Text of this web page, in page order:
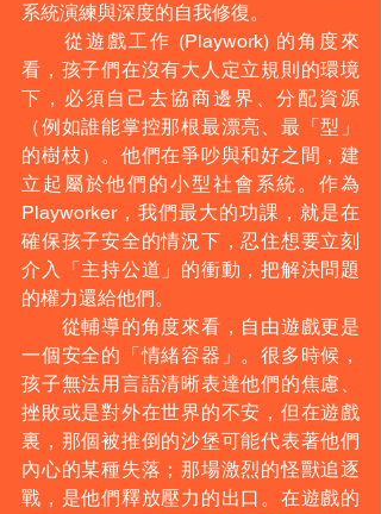
系統演練與深度的自我修復。
從遊戲工作 (Playwork) 的角度來
看，孩子們在沒有大人定立規則的環境
下，必須自己去協商邊界、分配資源
（例如誰能掌控那根最漂亮、最「型」
的樹枝）。他們在爭吵與和好之間，建
立起屬於他們的小型社會系統。作為
Playworker，我們最大的功課，就是在
確保孩子安全的情況下，忍住想要立刻
介入「主持公道」的衝動，把解決問題
的權力還給他們。
從輔導的角度來看，自由遊戲更是
一個安全的「情緒容器」。很多時候，
孩子無法用言語清晰表達他們的焦慮、
挫敗或是對外在世界的不安，但在遊戲
裏，那個被推倒的沙堡可能代表著他們
內心的某種失落；那場激烈的怪獸追逐
戰，是他們釋放壓力的出口。在遊戲的